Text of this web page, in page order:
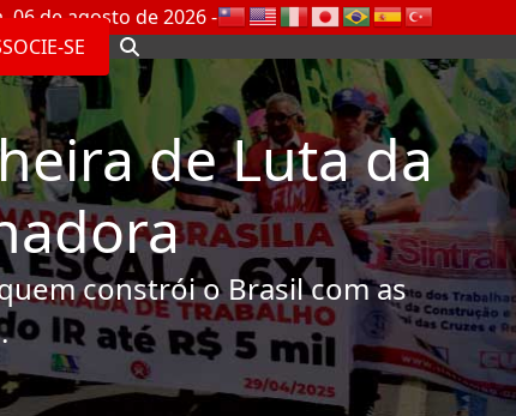
06 de agosto de 2026 -
SE
de Luta da
constrói o Brasil com as